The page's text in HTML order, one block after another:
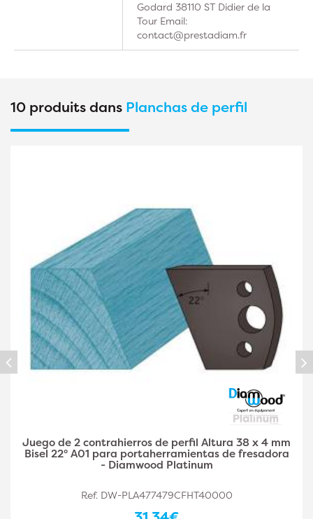
Godard 38110 ST Didier de la
Tour Email:
contact@prestadiam.fr
10 produits dans Planchas de perfil
Juego de 2 contrahierros de perfil A03 de 38 x 4
mm de altura y doble filete para
portaherramientas de fresadora - Diamwood Plat
Ref. DW-PLA477479CFHT40002